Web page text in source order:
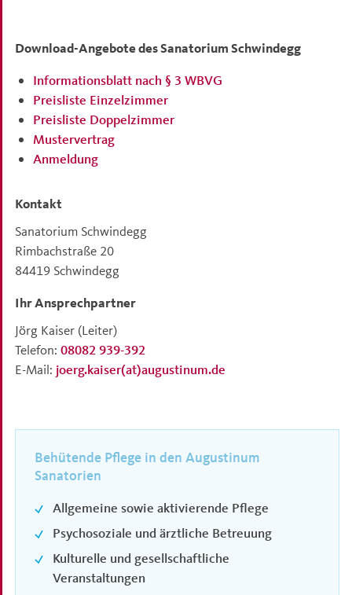
Download-Angebote des Sanatorium Schwindegg
Informationsblatt nach § 3 WBVG
Preisliste Einzelzimmer
Preisliste Doppelzimmer
Mustervertrag
Anmeldung
Kontakt
Sanatorium Schwindegg
Rimbachstraße 20
84419 Schwindegg
Ihr Ansprechpartner
Jörg Kaiser (Leiter)
Telefon: 08082 939-392
E-Mail: joerg.kaiser(at)augustinum.de
Behütende Pflege in den Augustinum
Sanatorien
Allgemeine sowie aktivierende Pflege
Psychosoziale und ärztliche Betreuung
Kulturelle und gesellschaftliche
Veranstaltungen